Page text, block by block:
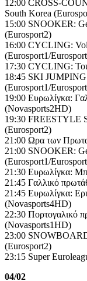
12:00 CROSS-
South Korea
15:00 SNOOKER:
(Eurosport2)
16:00 CYCLING:
(Eurosport1/
17:30 CYCLING:
18:45 SKI
(Eurosport1/
19:00 Ευρωλίγκα:
(Novasports2HD)
19:30 FREESTYLE
(Eurosport2)
21:00 Ωρα των
21:00 SNOOKER:
(Eurosport1/
21:30 Ευρωλίγκα:
21:45 Γαλλικό
21:45 Ευρωλίγκα:
(Novasports4HD)
22:30 Πορτογαλικό
(Novasports1HD)
23:00
(Eurosport2)
23:15 Super
04/02